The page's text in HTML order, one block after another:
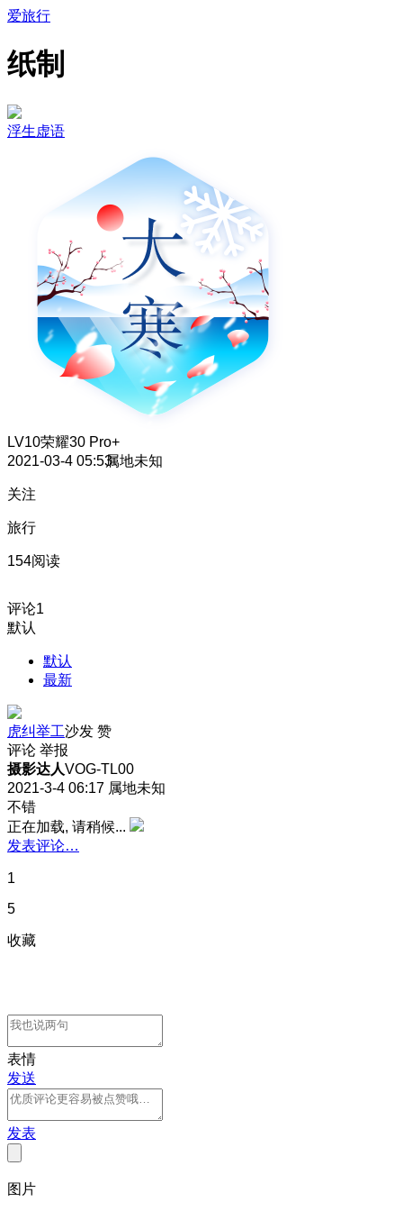
爱旅行
纸制
浮生虚语
LV10荣耀30 Pro+
2021-03-4 05:53属地未知
关注
旅行
154阅读
评论1
默认
默认
最新
虎纠举工沙发 赞
评论 举报
摄影达人VOG-TL00
2021-3-4 06:17 属地未知
不错
正在加载, 请稍候...
发表评论…
1
5
收藏
表情
发送
发表
图片